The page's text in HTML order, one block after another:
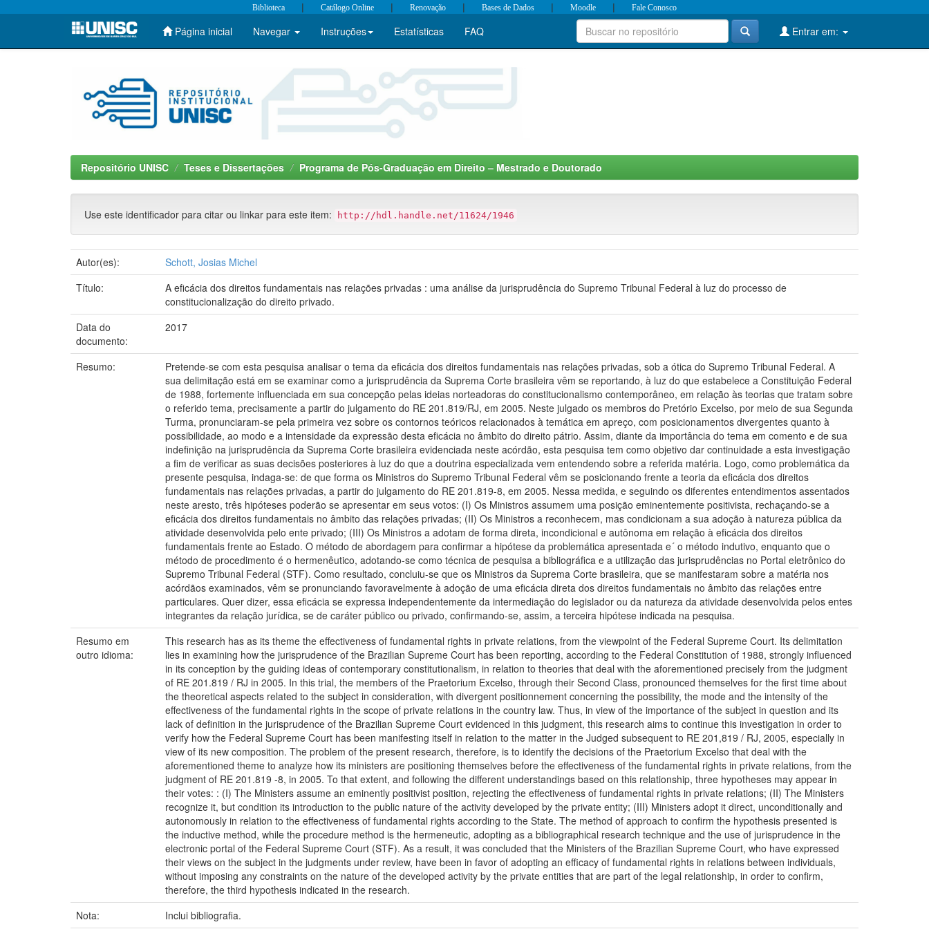
Skip
Biblioteca | Catálogo Online | Renovação | Bases de Dados | Moodle | Fale Conosco
Página inicial Navegar Instruções Estatísticas FAQ Entrar em:
Repositório UNISC Teses e Dissertações Programa de Pós-Graduação em Direito – Mestrado e Doutorado
Use este identificador para citar ou linkar para este item: http://hdl.handle.net/11624/1946
Autor(es):
Schott, Josias Michel
Título:
A eficácia dos direitos fundamentais nas relações privadas : uma análise da jurisprudência do Supremo Tribunal Federal à luz do processo de
constitucionalização do direito privado.
Data do
documento:
2017
Resumo:
Pretende-se com esta pesquisa analisar o tema da eficácia dos direitos fundamentais nas relações privadas, sob a ótica do Supremo Tribunal Federal. A
sua delimitação está em se examinar como a jurisprudência da Suprema Corte brasileira vêm se reportando, à luz do que estabelece a Constituição Federal
de 1988, fortemente influenciada em sua concepção pelas ideias norteadoras do constitucionalismo contemporâneo, em relação às teorias que tratam sobre
o referido tema, precisamente a partir do julgamento do RE 201.819/RJ, em 2005. Neste julgado os membros do Pretório Excelso, por meio de sua Segunda
Turma, pronunciaram-se pela primeira vez sobre os contornos teóricos relacionados à temática em apreço, com posicionamentos divergentes quanto à
possibilidade, ao modo e a intensidade da expressão desta eficácia no âmbito do direito pátrio. Assim, diante da importância do tema em comento e de sua
indefinição na jurisprudência da Suprema Corte brasileira evidenciada neste acórdão, esta pesquisa tem como objetivo dar continuidade a esta investigação
a fim de verificar as suas decisões posteriores à luz do que a doutrina especializada vem entendendo sobre a referida matéria. Logo, como problemática da
presente pesquisa, indaga-se: de que forma os Ministros do Supremo Tribunal Federal vêm se posicionando frente a teoria da eficácia dos direitos
fundamentais nas relações privadas, a partir do julgamento do RE 201.819-8, em 2005. Nessa medida, e seguindo os diferentes entendimentos assentados
neste aresto, três hipóteses poderão se apresentar em seus votos: (I) Os Ministros assumem uma posição eminentemente positivista, rechaçando-se a
eficácia dos direitos fundamentais no âmbito das relações privadas; (II) Os Ministros a reconhecem, mas condicionam a sua adoção à natureza pública da
atividade desenvolvida pelo ente privado; (III) Os Ministros a adotam de forma direta, incondicional e autônoma em relação à eficácia dos direitos
fundamentais frente ao Estado. O método de abordagem para confirmar a hipótese da problemática apresentada e´ o método indutivo, enquanto que o
método de procedimento é o hermenêutico, adotando-se como técnica de pesquisa a bibliográfica e a utilização das jurisprudências no Portal eletrônico do
Supremo Tribunal Federal (STF). Como resultado, concluiu-se que os Ministros da Suprema Corte brasileira, que se manifestaram sobre a matéria nos
acórdãos examinados, vêm se pronunciando favoravelmente à adoção de uma eficácia direta dos direitos fundamentais no âmbito das relações entre
particulares. Quer dizer, essa eficácia se expressa independentemente da intermediação do legislador ou da natureza da atividade desenvolvida pelos entes
integrantes da relação jurídica, se de caráter público ou privado, confirmando-se, assim, a terceira hipótese indicada na pesquisa.
Resumo em
outro idioma:
This research has as its theme the effectiveness of fundamental rights in private relations, from the viewpoint of the Federal Supreme Court. Its delimitation
lies in examining how the jurisprudence of the Brazilian Supreme Court has been reporting, according to the Federal Constitution of 1988, strongly influenced
in its conception by the guiding ideas of contemporary constitutionalism, in relation to theories that deal with the aforementioned precisely from the judgment
of RE 201.819 / RJ in 2005. In this trial, the members of the Praetorium Excelso, through their Second Class, pronounced themselves for the first time about
the theoretical aspects related to the subject in consideration, with divergent positionnement concerning the possibility, the mode and the intensity of the
effectiveness of the fundamental rights in the scope of private relations in the country law. Thus, in view of the importance of the subject in question and its
lack of definition in the jurisprudence of the Brazilian Supreme Court evidenced in this judgment, this research aims to continue this investigation in order to
verify how the Federal Supreme Court has been manifesting itself in relation to the matter in the Judged subsequent to RE 201,819 / RJ, 2005, especially in
view of its new composition. The problem of the present research, therefore, is to identify the decisions of the Praetorium Excelso that deal with the
aforementioned theme to analyze how its ministers are positioning themselves before the effectiveness of the fundamental rights in private relations, from the
judgment of RE 201.819 -8, in 2005. To that extent, and following the different understandings based on this relationship, three hypotheses may appear in
their votes: : (I) The Ministers assume an eminently positivist position, rejecting the effectiveness of fundamental rights in private relations; (II) The Ministers
recognize it, but condition its introduction to the public nature of the activity developed by the private entity; (III) Ministers adopt it direct, unconditionally and
autonomously in relation to the effectiveness of fundamental rights according to the State. The method of approach to confirm the hypothesis presented is
the inductive method, while the procedure method is the hermeneutic, adopting as a bibliographical research technique and the use of jurisprudence in the
electronic portal of the Federal Supreme Court (STF). As a result, it was concluded that the Ministers of the Brazilian Supreme Court, who have expressed
their views on the subject in the judgments under review, have been in favor of adopting an efficacy of fundamental rights in relations between individuals,
without imposing any constraints on the nature of the developed activity by the private entities that are part of the legal relationship, in order to confirm,
therefore, the third hypothesis indicated in the research.
Nota:
Inclui bibliografia.